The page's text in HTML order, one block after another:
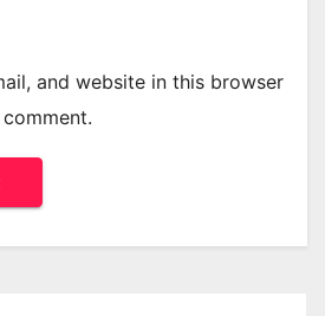
and website in this browser